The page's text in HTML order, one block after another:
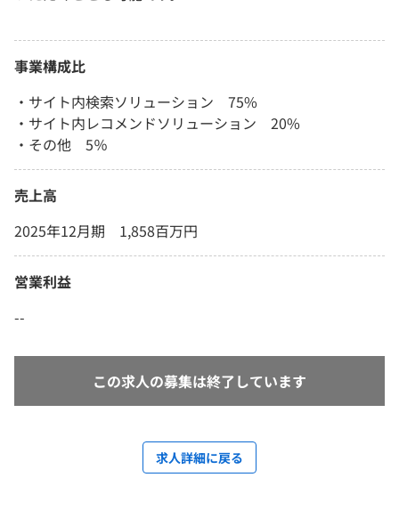
事業構成比
・サイト内検索ソリューション 75%
・サイト内レコメンドソリューション 20%
・その他 5％
売上高
2025年12月期 1,858百万円
営業利益
--
この求人の募集は終了しています
求人詳細に戻る